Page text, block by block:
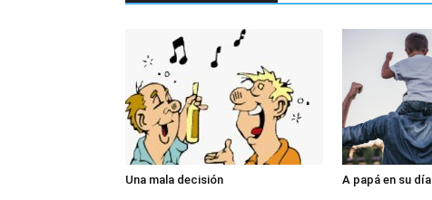
Una mala decisión A papá en su día